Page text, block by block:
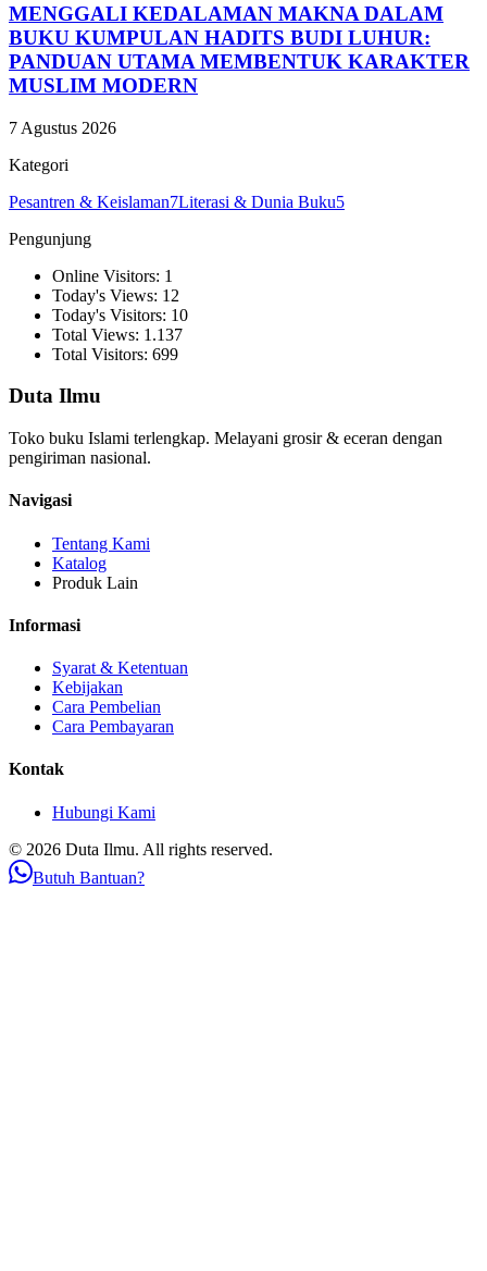
MENGGALI KEDALAMAN MAKNA DALAM
BUKU KUMPULAN HADITS BUDI LUHUR:
PANDUAN UTAMA MEMBENTUK KARAKTER
MUSLIM MODERN
7 Agustus 2026
Kategori
Pesantren & Keislaman7Literasi & Dunia Buku5
Pengunjung
Online Visitors: 1
Today's Views: 12
Today's Visitors: 10
Total Views: 1.137
Total Visitors: 699
Duta Ilmu
Toko buku Islami terlengkap. Melayani grosir & eceran dengan
pengiriman nasional.
Navigasi
Tentang Kami
Katalog
Produk Lain
Informasi
Syarat & Ketentuan
Kebijakan
Cara Pembelian
Cara Pembayaran
Kontak
Hubungi Kami
© 2026 Duta Ilmu. All rights reserved.
Butuh Bantuan?